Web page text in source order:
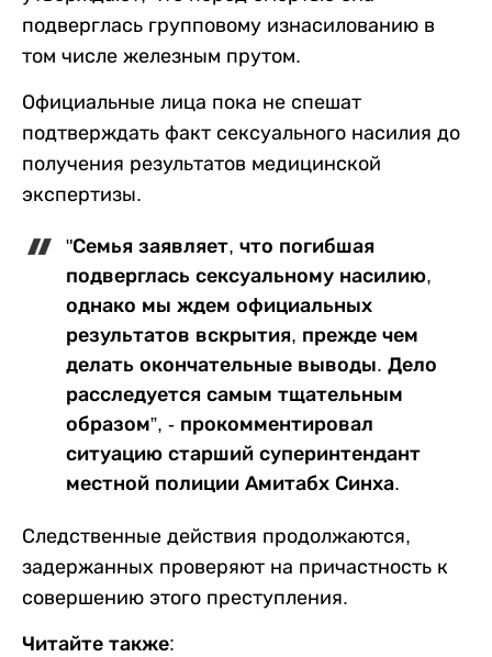
подверглась групповому изнасилованию в
том числе железным прутом.
Официальные лица пока не спешат
подтверждать факт сексуального насилия до
получения результатов медицинской
экспертизы.
"Семья заявляет, что погибшая
подверглась сексуальному насилию,
однако мы ждем официальных
результатов вскрытия, прежде чем
делать окончательные выводы. Дело
расследуется самым тщательным
образом”, - прокомментировал
ситуацию старший суперинтендант
местной полиции Амитабх Синха.
Следственные действия продолжаются,
задержанных проверяют на причастность к
совершению этого преступления.
Читайте также: